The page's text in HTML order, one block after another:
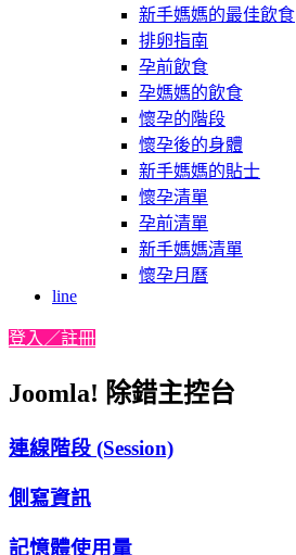
新手媽媽的最佳飲食
排卵指南
孕前飲食
孕媽媽的飲食
懷孕的階段
懷孕後的身體
新手媽媽的貼士
懷孕清單
孕前清單
新手媽媽清單
懷孕月曆
line
登入／註冊
Joomla! 除錯主控台
連線階段 (Session)
側寫資訊
記憶體使用量